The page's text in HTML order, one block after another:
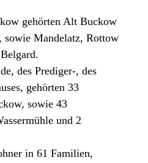
gehörten Alt Buckow
Mandelatz, Rottow
des Prediger-, des
gehörten 33
sowie 43
und 2
in 61 Familien,